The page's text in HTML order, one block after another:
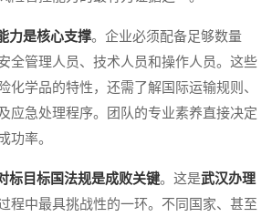
力是核心支撑。企业必须配备足够数量
全管理人员、技术人员和操作人员。这些
化学品的特性，还需了解国际运输规则、
应急处理程序。团队的专业素养直接决定
功率。
标目标国法规是成败关键。这是武汉办理
程中最具挑战性的一环。不同国家、甚至